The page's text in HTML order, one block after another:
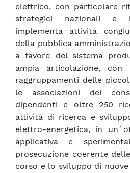
elettrico, con particolare
strategici nazionali e
implementa attività
della pubblica
a favore del sistema
ampia articolazione,
raggruppamenti delle
le associazioni dei
dipendenti e oltre 250
attività di ricerca e
elettro-energetica, in
applicativa e
prosecuzione coerente
corso e lo sviluppo di